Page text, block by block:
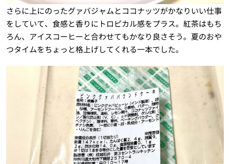
さらに上にのったグァバジャムとココナッツがかなりいい仕事
をしていて、食感と香りにトロピカル感をプラス。紅茶はもち
ろん、アイスコーヒーと合わせてもかなり良さそう。夏のおや
つタイムをちょっと格上げしてくれる一本でした。